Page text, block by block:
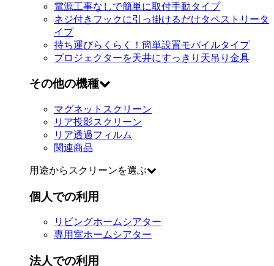
電源工事なしで簡単に取付手動タイプ
ネジ付きフックに引っ掛けるだけタペストリータ
イプ
持ち運びらくらく！簡単設置モバイルタイプ
プロジェクターを天井にすっきり 天吊り金具
その他の機種
マグネットスクリーン
リア投影スクリーン
リア透過フィルム
関連商品
用途からスクリーンを選ぶ
個人での利用
リビングホームシアター
専用室ホームシアター
法人での利用